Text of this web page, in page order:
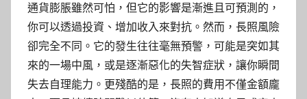
通貨膨脹雖然可怕，但它的影響是漸進且可預測的，
你可以透過投資、增加收入來對抗。然而，長照風險
卻完全不同。它的發生往往毫無預警，可能是突如其
來的一場中風，或是逐漸惡化的失智症狀，讓你瞬間
失去自理能力。更殘酷的是，長照的費用不僅金額龐